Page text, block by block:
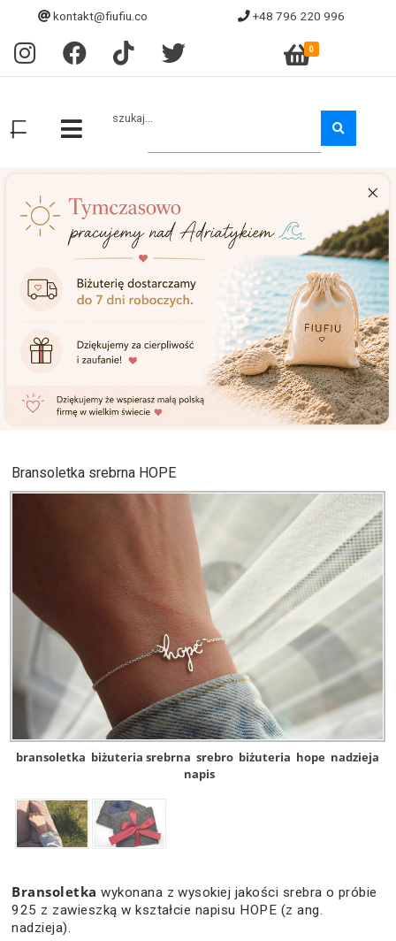
kontakt@fiufiu.co +48 796 220 996
0
szukaj...
Bransoletka srebrna HOPE
bransoletka biżuteria srebrna srebro biżuteria hope nadzieja
napis
Bransoletkawykonana z wysokiej jakości srebra o próbie
925 z zawieszką w kształcie napisu HOPE (z ang.
nadzieja).